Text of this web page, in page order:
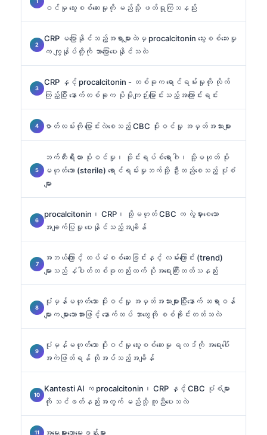
ဝင်မှု သွေးစစ်ဆေးမှုကို မည်သို့ ဖတ်ရှုကြသနည်း
CRP မပြောနိုင်သည့်အရာများထဲမှ procalcitonin သွေးစစ်ဆေးမှု
က ကျွန်ုပ်တို့ကို ဘာပြောပေးနိုင်သလဲ
CRP နှင့် procalcitonin - တစ်ခုက ရောင်ရမ်းမှုကို လိုက်
ကြည့်ပြီး နောက်တစ်ခုက ပိုမိုကျဉ်းမြောင်းသည့်အကြောင်းရင်း
ဇာတ်လမ်းကို ပြောင်းလဲစေသည့် CBC ပိုးဝင်မှု အမှတ်အသားများ
ဘက်တီးရီးယား ပိုးဝင်မှု၊ ဗိုင်းရပ်စ်ရောဂါ၊ သို့မဟုတ် ပိုး
မဟုတ်သော (sterile) ရောင်ရမ်းမှုဘက်သို့ ဦးတည်စေသည့် ပုံစံ
များ
procalcitonin၊ CRP၊ သို့မဟုတ် CBC က လွဲမှားစေသော
အချက်ပြမှု ပေးနိုင်သည့်အချိန်
အဘယ်ကြောင့် ထပ်မံစစ်ဆေးခြင်းနှင့် လမ်းကြောင်း (trend)
များသည် နံပါတ်တစ်ခုတည်းထက် ပိုအရေးကြီးတတ်သနည်း
ပုံမှန်မဟုတ်သော ပိုးဝင်မှု အမှတ်အသားများပြီးနောက် ဆရာဝန်
များက များသောအားဖြင့် နောက်ထပ် ဘာတွေကို စစ်ခိုင်းတတ်သလဲ
ပုံမှန်မဟုတ်သော ပိုးဝင်မှု သွေးစစ်ဆေးမှု ရလဒ်ကို အရေးပေါ်
အကဲဖြတ်ရန် လိုအပ်သည့်အချိန်
Kantesti AI က procalcitonin၊ CRP နှင့် CBC ပုံစံများ
ကို သင်ဖတ်နည်းအတွက် မည်သို့ ကူညီပေးသလဲ
အမေးများသောမေးခွန်းများ